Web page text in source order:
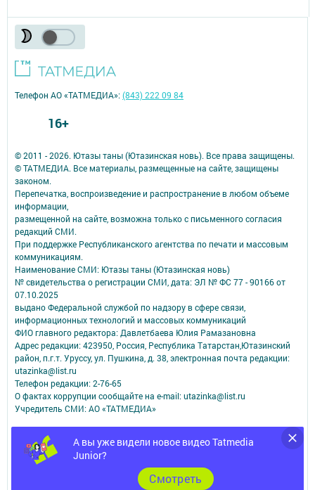
А вы уже видели новое видео Tatmedia
Junior?
Cмотреть
© 2011 - 2026. Ютазы таны (Ютазинская новь). Все права защищены.
© ТАТМЕДИА. Все материалы, размещенные на сайте, защищены
законом.
Перепечатка, воспроизведение и распространение в любом объеме
информации,
размещенной на сайте, возможна только с письменного согласия
редакций СМИ.
При поддержке Республиканского агентства по печати и массовым
коммуникациям.
Наименование СМИ: Ютазы таны (Ютазинская новь)
№ свидетельства о регистрации СМИ, дата: ЭЛ № ФС 77 - 90166 от
07.10.2025
выдано Федеральной службой по надзору в сфере связи,
информационных технологий и массовых коммуникаций
ФИО главного редактора: Давлетбаева Юлия Рамазановна
Адрес редакции: 423950, Россия, Республика Татарстан,Ютазинский
район, п.г.т. Уруссу, ул. Пушкина, д. 38, электронная почта редакции:
utazinka@list.ru
Телефон редакции: 2-76-65
О фактах коррупции сообщайте на e-mail: utazinka@list.ru
Учредитель СМИ: АО «ТАТМЕДИА»
Антикоррупционная политика
АО «ТАТМЕДИА» использует «cookie»для персонализации сервисов и
удобства пользователей сайтом.
Использование «cookie» можно отменить в настройках браузера.
Политика конфиденциальности
Телефон АО «ТАТМЕДИА»:(843) 222 09 84
16+